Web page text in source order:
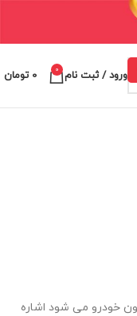
ورود / ثبت نام 0
0 تومان
خودرو می شود اشاره